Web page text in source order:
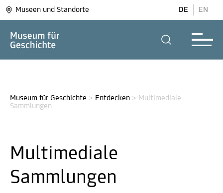
Museen und Standorte DE EN
Museum für Geschichte > Entdecken > Multimediale
Sammlungen
Multimediale
Sammlungen